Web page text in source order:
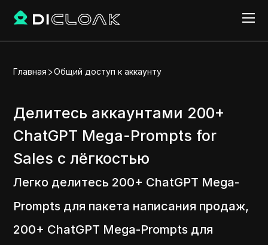
Главная Общий доступ к аккаунту
Делитесь аккаунтами 200+
ChatGPT Mega-Prompts for
Sales с лёгкостью
Легко делитесь 200+ ChatGPT Mega-
Prompts для пакета написания продаж,
200+ ChatGPT Mega-Prompts для